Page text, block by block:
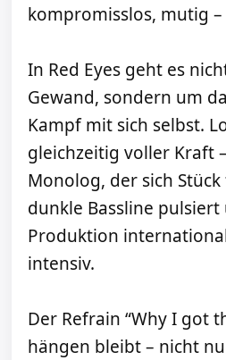
kompromisslos, mutig
In Red Eyes geht es
Gewand, sondern um
Kampf mit sich selbst.
gleichzeitig voller Kraft
Monolog, der sich
dunkle Bassline
Produktion
intensiv.
Der Refrain “Why I got
hängen bleibt – nicht